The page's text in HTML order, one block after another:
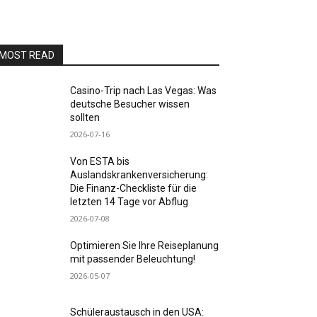
READ
Casino-Trip nach Las Vegas: Was
deutsche Besucher wissen
sollten
2026-07-16
Von ESTA bis
Auslandskrankenversicherung:
Die Finanz-Checkliste für die
letzten 14 Tage vor Abflug
2026-07-08
Optimieren Sie Ihre Reiseplanung
mit passender Beleuchtung!
2026-05-07
Schüleraustausch in den USA: